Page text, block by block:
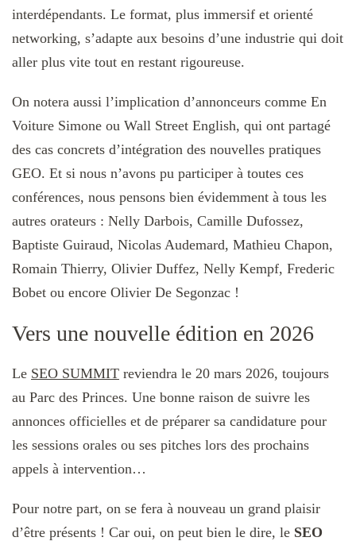
interdépendants. Le format, plus immersif et orienté
networking, s’adapte aux besoins d’une industrie qui doit
aller plus vite tout en restant rigoureuse.
On notera aussi l’implication d’annonceurs comme En
Voiture Simone ou Wall Street English, qui ont partagé
des cas concrets d’intégration des nouvelles pratiques
GEO. Et si nous n’avons pu participer à toutes ces
conférences, nous pensons bien évidemment à tous les
autres orateurs : Nelly Darbois, Camille Dufossez,
Baptiste Guiraud, Nicolas Audemard, Mathieu Chapon,
Romain Thierry, Olivier Duffez, Nelly Kempf, Frederic
Bobet ou encore Olivier De Segonzac !
Vers une nouvelle édition en 2026
Le SEO SUMMIT reviendra le 20 mars 2026, toujours
au Parc des Princes. Une bonne raison de suivre les
annonces officielles et de préparer sa candidature pour
les sessions orales ou ses pitches lors des prochains
appels à intervention…
Pour notre part, on se fera à nouveau un grand plaisir
d’être présents ! Car oui, on peut bien le dire, le SEO